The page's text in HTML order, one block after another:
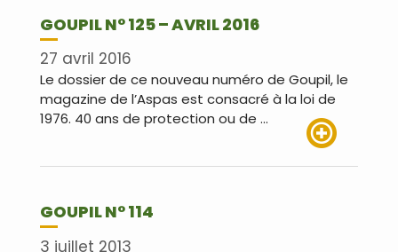
GOUPIL N° 125 – AVRIL 2016
27 avril 2016
Le dossier de ce nouveau numéro de Goupil, le
magazine de l’Aspas est consacré à la loi de
1976. 40 ans de protection ou de …
GOUPIL N° 114
3 juillet 2013